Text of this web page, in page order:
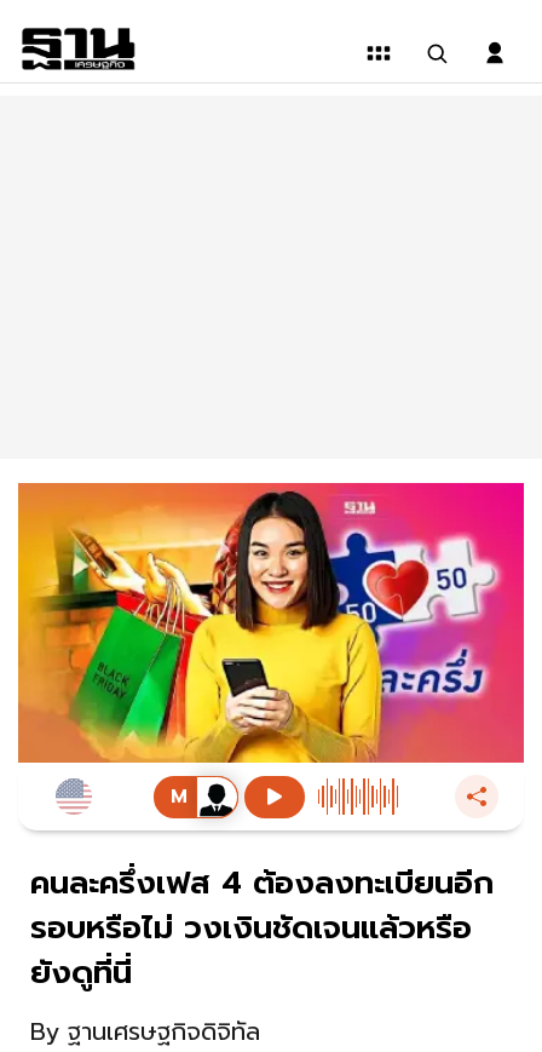
คนละครึ่งเฟส 4 ต้องลงทะเบียนอีก
รอบหรือไม่ วงเงินชัดเจนแล้วหรือ
ยังดูที่นี่
By ฐานเศรษฐกิจดิจิทัล